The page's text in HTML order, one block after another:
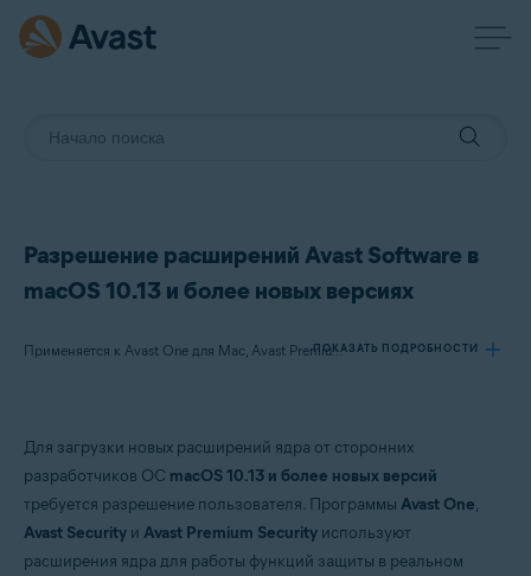
Разрешение расширений Avast Software в
macOS 10.13 и более новых версиях
Применяется к Avast One для Mac, Avast Premium Security для Mac, Avast Security для Mac
ПОКАЗАТЬ ПОДРОБНОСТИ
Avast One 21.x для Mac
Avast Security 12.9 для Mac (или более новая версия)
Операционные системы:
Для загрузки новых расширений ядра от сторонних
разработчиков ОС macOS 10.13 и более новых версий
требуется разрешение пользователя. Программы Avast One,
Avast Security и Avast Premium Security используют
расширения ядра для работы функций защиты в реальном